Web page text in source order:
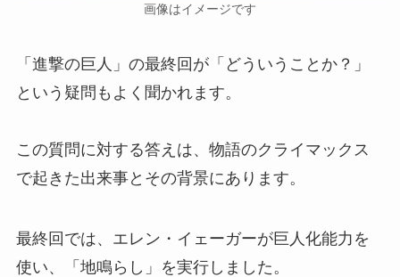
画像はイメージです
「進撃の巨人」の最終回が「どういうことか？」
という疑問もよく聞かれます。
この質問に対する答えは、物語のクライマックス
で起きた出来事とその背景にあります。
最終回では、エレン・イェーガーが巨人化能力を
使い、「地鳴らし」を実行しました。